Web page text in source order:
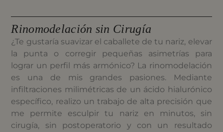
Rinomodelación sin Cirugía
¿Te gustaría suavizar el caballete de tu nariz, elevar
la punta o corregir pequeñas asimetrías para
lograr un perfil más armónico? La rinomodelación
es una de mis grandes pasiones. Mediante
infiltraciones milimétricas de un ácido hialurónico
específico, realizo un trabajo de alta precisión que
me permite esculpir tu nariz en minutos, sin
cirugía, sin postoperatorio y con un resultado